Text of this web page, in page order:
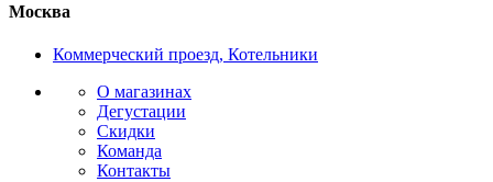
Москва
Коммерческий проезд, Котельники
О магазинах
Дегустации
Скидки
Команда
Контакты